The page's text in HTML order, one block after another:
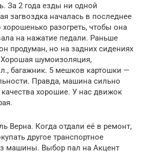
За 2 года езды ни одной
загвоздка началась в последнее
разогреть, чтобы она
на нажатие педали. Раньше
продуман, но на задних сидениях
шумоизоляция,
багажник. 5 мешков картошки —
Правда, машина сильно
хорошие. У нас движок
Верна. Когда отдали её в ремонт,
другое транспортное
машины. Выбор пал на Акцент